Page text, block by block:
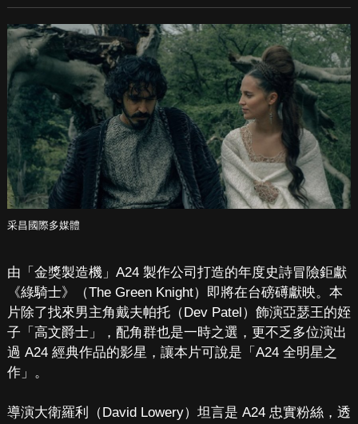
采昌國際多媒體
由「金獎製造機」A24 製作公司打造的年度史詩冒險鉅獻
《綠騎士》（The Green Knight）即將在台磅礡獻映。本
片除了找來男主角戴夫帕托（Dev Patel）飾演亞瑟王的姪
子「高文爵士」，配角群也是一時之選，更不乏多位演出
過 A24 經典作品的影星，讓本片可說是「A24 全明星之
作」。
導演大衛羅利（David Lowery）坦言是 A24 忠實粉絲，透